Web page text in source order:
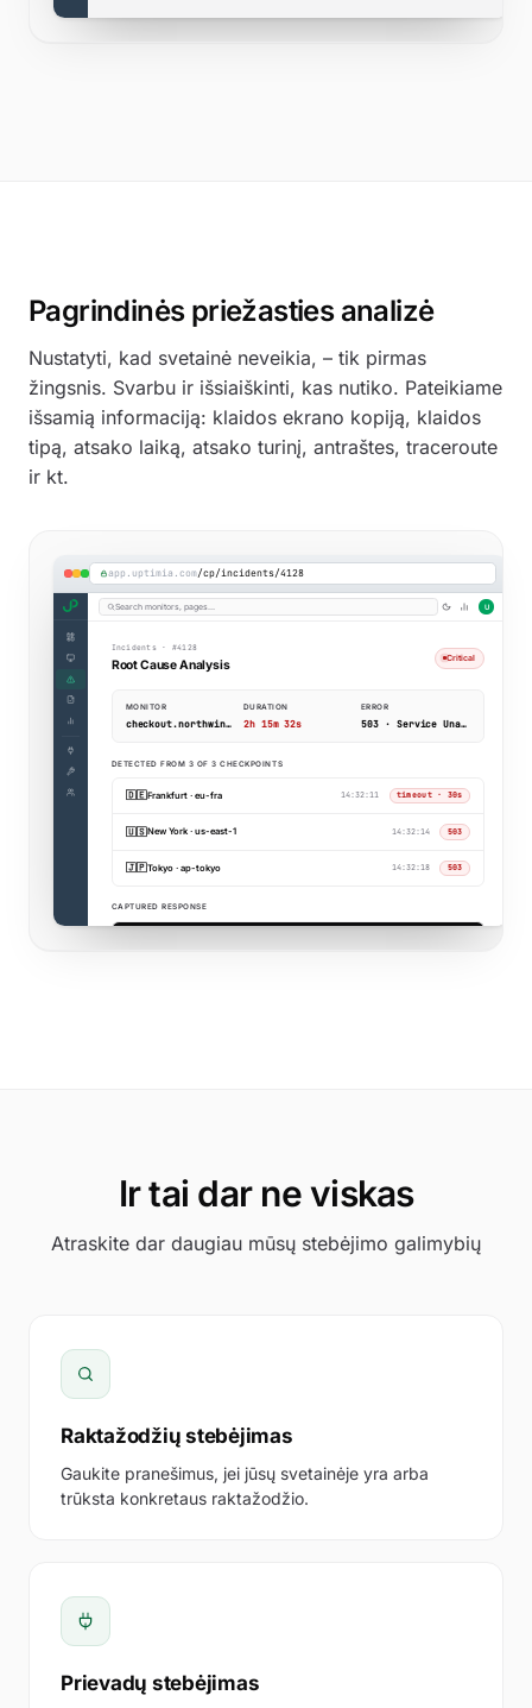
1
Įklijuokite URL – dažnumą, regionus ir SSL
Pagrindinės priežasties analizė
Nustatyti, kad svetainė neveikia, – tik pirmas
žingsnis. Svarbu ir išsiaiškinti, kas nutiko. Pateikiame
išsamią informaciją: klaidos ekrano kopiją, klaidos
tipą, atsako laiką, atsako turinį, antraštes, traceroute
ir kt.
Ir tai dar ne viskas
Atraskite dar daugiau mūsų stebėjimo galimybių
Raktažodžių stebėjimas
Gaukite pranešimus, jei jūsų svetainėje yra arba
trūksta konkretaus raktažodžio.
Prievadų stebėjimas